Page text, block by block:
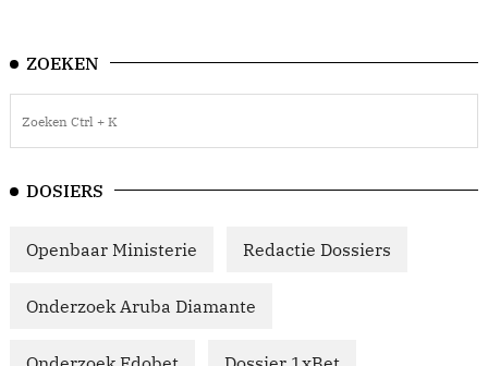
ZOEKEN
DOSIERS
Openbaar Ministerie Redactie Dossiers
Onderzoek Aruba Diamante